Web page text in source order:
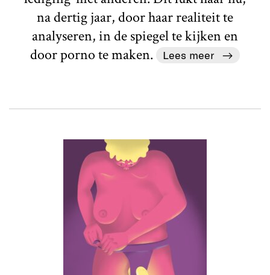
na dertig jaar, door haar realiteit te
analyseren, in de spiegel te kijken en
door porno te maken.
Lees meer